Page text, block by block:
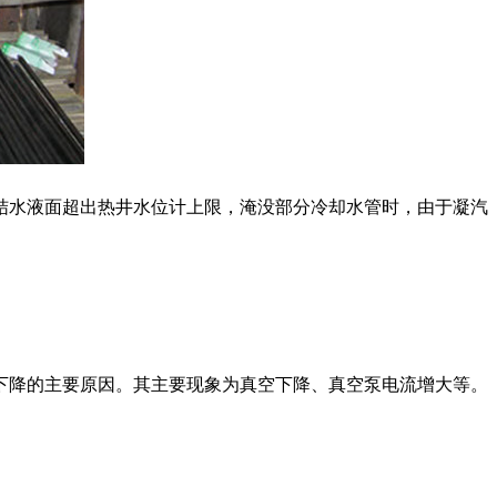
液面超出热井水位计上限，淹没部分冷却水管时，由于凝汽
的主要原因。其主要现象为真空下降、真空泵电流增大等。